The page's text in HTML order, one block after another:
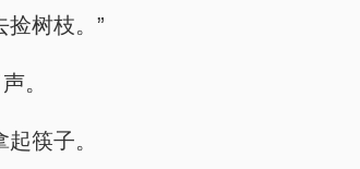
捡树枝。”
。
筷子。